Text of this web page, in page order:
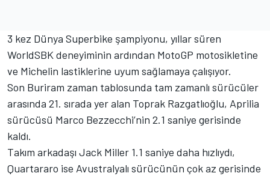
3 kez Dünya Superbike şampiyonu, yıllar süren
WorldSBK deneyiminin ardından MotoGP motosikletine
ve Michelin lastiklerine uyum sağlamaya çalışıyor.
Son Buriram zaman tablosunda tam zamanlı sürücüler
arasında 21. sırada yer alan Toprak Razgatlıoğlu, Aprilia
sürücüsü Marco Bezzecchi’nin 2.1 saniye gerisinde
kaldı.
Takım arkadaşı Jack Miller 1.1 saniye daha hızlıydı,
Quartararo ise Avustralyalı sürücünün çok az gerisinde